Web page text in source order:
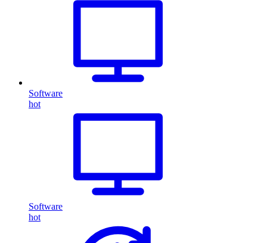
Software
hot
Software
hot